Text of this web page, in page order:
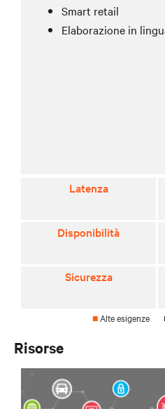
Smart retail
Elaborazione in
Latenza
Disponibilità
Sicurezza
■Alte esigenze
Risorse